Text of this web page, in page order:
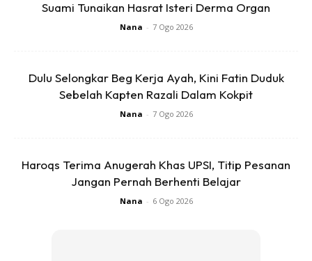
Bagi anak² yang kerap demam panas atau panas badan
lambat turun, ibu² boleh lah cuba petua ini.
Suami Tunaikan Hasrat Isteri Derma Organ
Nana - 7 Ogo 2026
Dulu Selongkar Beg Kerja Ayah, Kini Fatin Duduk
Sebelah Kapten Razali Dalam Kokpit
Nana - 7 Ogo 2026
Haroqs Terima Anugerah Khas UPSI, Titip Pesanan
Jangan Pernah Berhenti Belajar
Nana - 6 Ogo 2026